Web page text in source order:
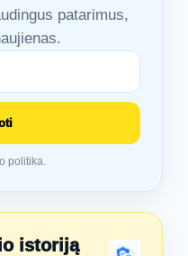
patarimus,
politika.
istoriją